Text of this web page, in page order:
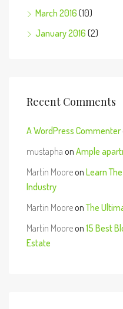
March 2016 (10)
January 2016 (2)
Recent Comments
A WordPress Commenter
mustapha on Ample
Martin Mooreon Learn
Industry
Martin MooreonThe
Martin Mooreon 15 Best
Estate